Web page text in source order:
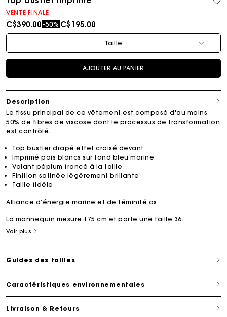
VENTE FINALE
Price reduced from
C$390.00to
-50% C$195.00
Taille
AJOUTER AU PANIER
Description
Le tissu principal de ce vêtement est composé d'au moins
50% de fibres de viscose dont le processus de transformation
est contrôlé.
Top bustier drapé effet croisé devant
Imprimé pois blancs sur fond bleu marine
Volant péplum froncé à la taille
Finition satinée légèrement brillante
Taille fidèle
Alliance d’énergie marine et de féminité as
La mannequin mesure 175 cm et porte une taille 36.
Voir plus
Guides des tailles
Caractéristiques environnementales
Livraison & Retours